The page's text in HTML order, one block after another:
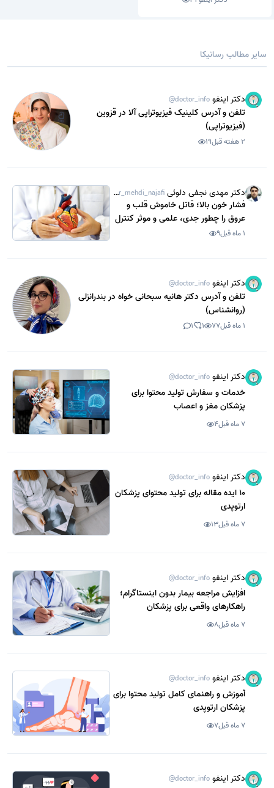
سایر مطالب رسانیکا
دکتر اینفو @doctor_info
تلفن و آدرس کلینیک فیزیوتراپی آلا در قزوین
(فیزیوتراپی)
2 هفته قبل 19
دکتر مهدی نجفی دلوئی @dr_mehdi_najafi
فشار خون بالا؛ قاتل خاموش قلب و
عروق را چطور جدی، علمی و موثر کنترل
کنیم؟1 ماه قبل 9
دکتر اینفو @doctor_info
تلفن و آدرس دکتر هانیه سبحانی خواه در بندرانزلی
(روانشناس)
1 ماه قبل 77
1
1
دکتر اینفو @doctor_info
خدمات و سفارش تولید محتوا برای
پزشکان مغز و اعصاب
7 ماه قبل 4
دکتر اینفو @doctor_info
10 ایده مقاله برای تولید محتوای پزشکان
ارتوپدی
7 ماه قبل 13
دکتر اینفو @doctor_info
افزایش مراجعه بیمار بدون اینستاگرام؛
راهکارهای واقعی برای پزشکان
7 ماه قبل 8
دکتر اینفو @doctor_info
آموزش و راهنمای کامل تولید محتوا برای
پزشکان ارتوپدی
7 ماه قبل 7
دکتر اینفو @doctor_info